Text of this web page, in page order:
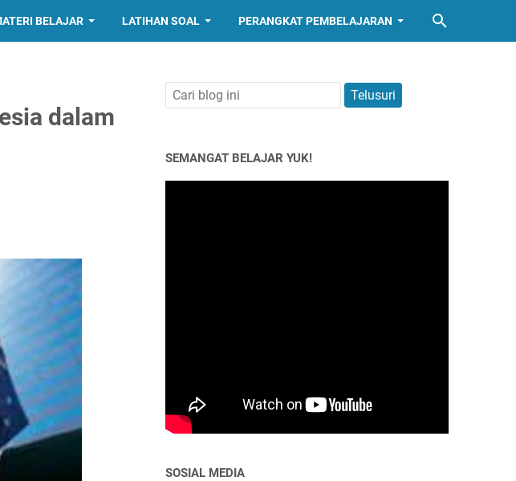
BELAJAR LATIHAN SOAL PERANGKAT PEMBELAJARAN
dalam
SEMANGAT BELAJAR YUK!
SOSIAL MEDIA